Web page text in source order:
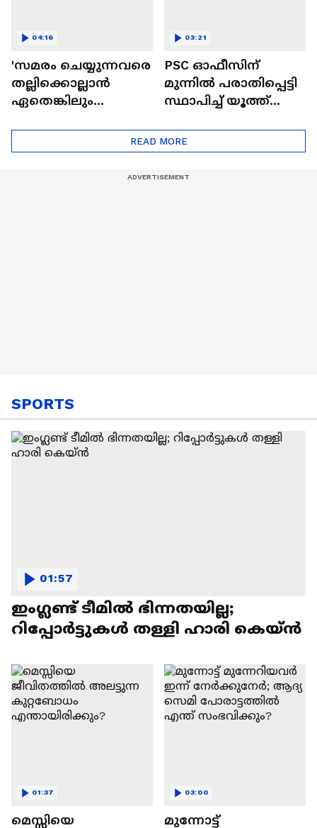
'സമരം ചെയ്യുന്നവരെ
തല്ലിക്കൊല്ലാൻ
ഏതെങ്കിലും
ഇറങ്ങിയാൽ,അവരെ
നിയമത്തിന്റെ
04:16
PSC ഓഫീസിന്
മുന്നിൽ പരാതിപ്പെട്ടി
സ്ഥാപിച്ച് യൂത്ത്
Office
03:21
READ MORE
SPORTS
ഇംഗ്ലണ്ട് ടീമിൽ ഭിന്നതയില്ല;
റിപ്പോർട്ടുകൾ തള്ളി ഹാരി കെയ്ൻ
01:57
മെസ്സിയെ
01:37
മുന്നോട്ട്
03:00